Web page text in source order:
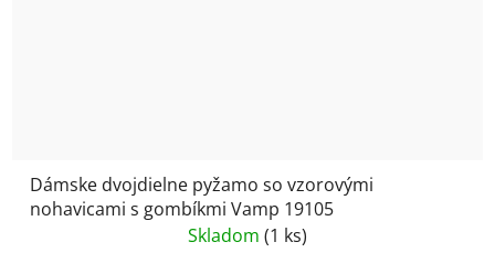
Dámske dvojdielne pyžamo so vzorovými
nohavicami s gombíkmi Vamp 19105
Skladom (1 ks)